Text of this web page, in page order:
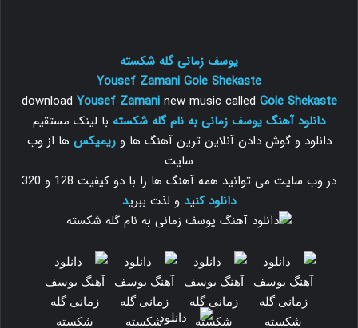
یوسف زمانی گله شکسته
Yousef Zamani Gole Shekaste
download Yousef Zamaninew music called Gole Shekaste
دانلود آهنگ یوسف زمانی به نام گله شکسته با لینک مستقیم
دانلود و گوش دادن آنلاین ترین آهنگ ها وریمیکس ها از وب
سایت
در وب سایت می توانید همه آهنگ ها را با دو کیفیت 128 و 320
دانلود کنید و لذت ببرید